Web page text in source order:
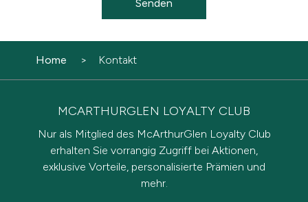
Senden
Home Kontakt
MCARTHURGLEN LOYALTY CLUB
Nur als Mitglied des McArthurGlen Loyalty Club
erhalten Sie vorrangig Zugriff bei Aktionen,
exklusive Vorteile, personalisierte Prämien und
mehr.